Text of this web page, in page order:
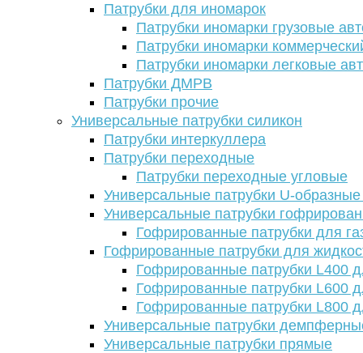
Патрубки для иномарок
Патрубки иномарки грузовые
Патрубки иномарки
Патрубки иномарки легковые
Патрубки ДМРВ
Патрубки прочие
Универсальные патрубки силикон
Патрубки интеркуллера
Патрубки переходные
Патрубки переходные угловые
Универсальные патрубки U-
Универсальные патрубки
Гофрированные патрубки для
Гофрированные патрубки для
Гофрированные патрубки L400
Гофрированные патрубки L600
Гофрированные патрубки L800
Универсальные патрубки
Универсальные патрубки прямые